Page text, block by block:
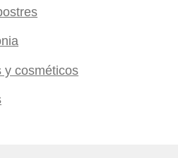
y cosméticos